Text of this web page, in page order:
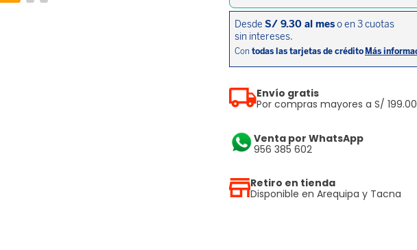
Envío gratis
Por compras mayores a S/ 199.00
Venta por WhatsApp
956 385 602
Retiro en tienda
Disponible en Arequipa y Tacna